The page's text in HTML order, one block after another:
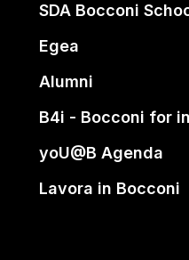
SDA Bocconi
Egea
Alumni
B4i - Bocconi for
yoU@B Agenda
Lavora in Bocconi